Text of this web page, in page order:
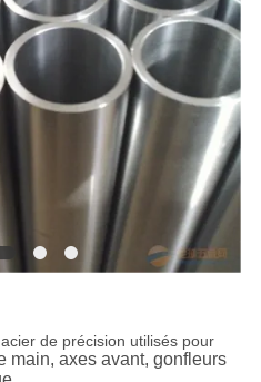
de précision utilisés pour
main, axes avant, gonfleurs